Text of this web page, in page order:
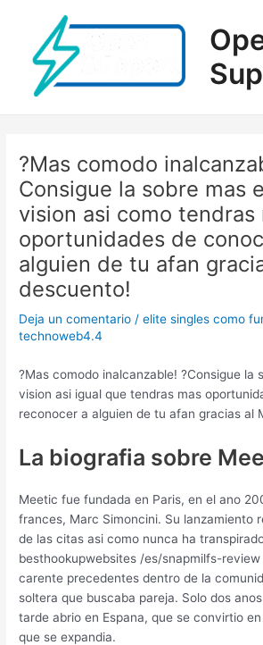
contenido
?Mas comodo
Consigue la sobre mas
vision asi­ como tendras
oportunidades de
alguien de tu afan
descuento!
Deja un comentario /elite singles como
technoweb4.4
?Mas comodo inalcanzable! ?Consigue la
vision asi­ igual que tendras mas
reconocer a alguien de tu afan gracias al
La biografia sobre
Meetic fue fundada en Paris, en el ano
frances, Marc Simoncini. Su lanzamiento
de las citas asi­ como nunca ha
besthookupwebsites /es/snapmilfs-
carente precedentes dentro de la
soltera que buscaba pareja. Solo dos
tarde abrio en Espana, que se convirtio
que se expandia.